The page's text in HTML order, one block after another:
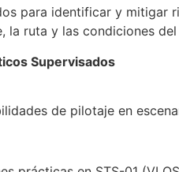
para identificar y mitigar
la ruta y las condiciones
Supervisados
de pilotaje en